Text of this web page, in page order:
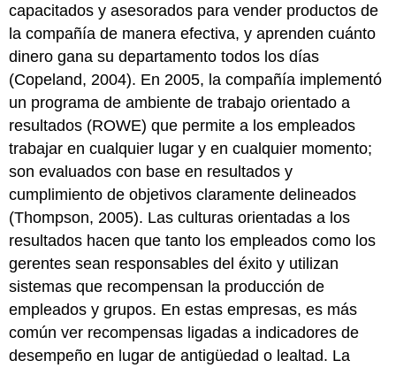
capacitados y asesorados para vender productos de
la compañía de manera efectiva, y aprenden cuánto
dinero gana su departamento todos los días
(Copeland, 2004). En 2005, la compañía implementó
un programa de ambiente de trabajo orientado a
resultados (ROWE) que permite a los empleados
trabajar en cualquier lugar y en cualquier momento;
son evaluados con base en resultados y
cumplimiento de objetivos claramente delineados
(Thompson, 2005). Las culturas orientadas a los
resultados hacen que tanto los empleados como los
gerentes sean responsables del éxito y utilizan
sistemas que recompensan la producción de
empleados y grupos. En estas empresas, es más
común ver recompensas ligadas a indicadores de
desempeño en lugar de antigüedad o lealtad. La